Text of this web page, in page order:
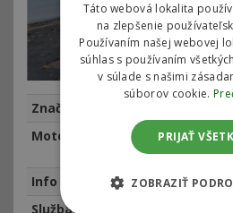
Značka
Motor
Mercedes V-Class /
(190hp)
Info
najeto 84067 km, rok
Služba
Táto webová lokalita
na zlepšenie
Používaním našej webovej
súhlas s používaním
v súlade s našimi
súborov cookie.
PRIJAŤ
ZOBRAZIŤ